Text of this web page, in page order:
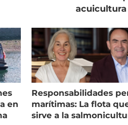
en
Responsabilidades
marítimas: La flota
sirve a la